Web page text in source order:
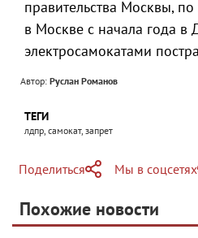
правительства Москвы,
в Москве с начала года в
электросамокатами
Автор: Руслан Романов
ТЕГИ
лдпр, самокат, запрет
Поделиться
Telegram
Мы в соцсетях
Яндекс Дзен
Похожие новости